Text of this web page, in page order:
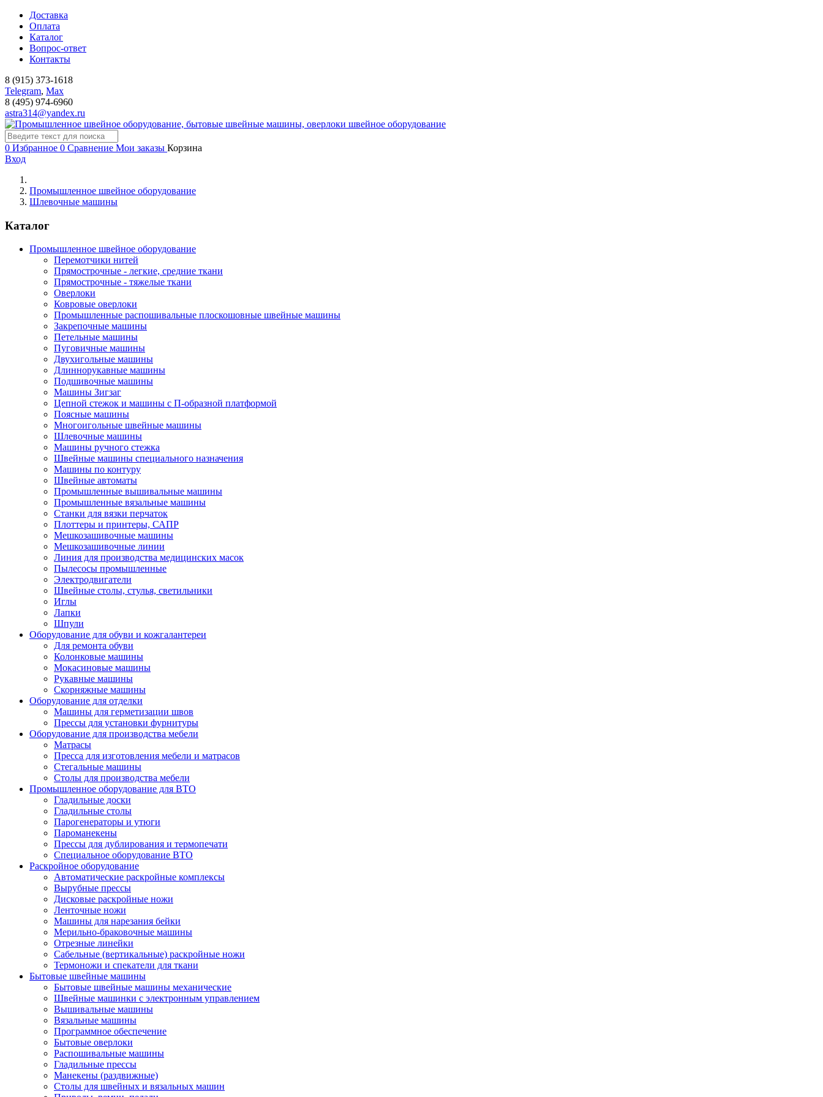
Доставка
Оплата
Каталог
Вопрос-ответ
Контакты
8 (915) 373-1618
Telegram, Мах
8 (495) 974-6960
astra314@yandex.ru
швейное оборудование
0 Избранное 0 Сравнение Мои заказы Корзина
Вход
Промышленное швейное оборудование
Шлевочные машины
Каталог
Промышленное швейное оборудование
Перемотчики нитей
Прямострочные - легкие, средние ткани
Прямострочные - тяжелые ткани
Оверлоки
Ковровые оверлоки
Промышленные распошивальные плоскошовные швейные машины
Закрепочные машины
Петельные машины
Пуговичные машины
Двухигольные машины
Длиннорукавные машины
Подшивочные машины
Машины Зигзаг
Цепной стежок и машины с П-образной платформой
Поясные машины
Многоигольные швейные машины
Шлевочные машины
Машины ручного стежка
Швейные машины специального назначения
Машины по контуру
Швейные автоматы
Промышленные вышивальные машины
Промышленные вязальные машины
Станки для вязки перчаток
Плоттеры и принтеры, САПР
Мешкозашивочные машины
Мешкозашивочные линии
Линия для производства медицинских масок
Пылесосы промышленные
Электродвигатели
Швейные столы, стулья, светильники
Иглы
Лапки
Шпули
Оборудование для обуви и кожгалантереи
Для ремонта обуви
Колонковые машины
Мокасиновые машины
Рукавные машины
Скорняжные машины
Оборудование для отделки
Машины для герметизации швов
Прессы для установки фурнитуры
Оборудование для производства мебели
Матрасы
Пресса для изготовления мебели и матрасов
Стегальные машины
Столы для производства мебели
Промышленное оборудование для ВТО
Гладильные доски
Гладильные столы
Парогенераторы и утюги
Пароманекены
Прессы для дублирования и термопечати
Специальное оборудование ВТО
Раскройное оборудование
Автоматические раскройные комплексы
Вырубные прессы
Дисковые раскройные ножи
Ленточные ножи
Машины для нарезания бейки
Мерильно-браковочные машины
Отрезные линейки
Сабельные (вертикальные) раскройные ножи
Термоножи и спекатели для ткани
Бытовые швейные машины
Бытовые швейные машины механические
Швейные машинки с электронным управлением
Вышивальные машины
Вязальные машины
Программное обеспечение
Бытовые оверлоки
Распошивальные машины
Гладильные прессы
Манекены (раздвижные)
Столы для швейных и вязальных машин